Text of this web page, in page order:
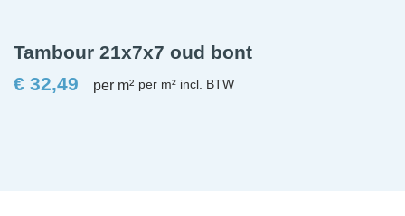
Tambour 21x7x7 oud bont
€ 32,49 per m²